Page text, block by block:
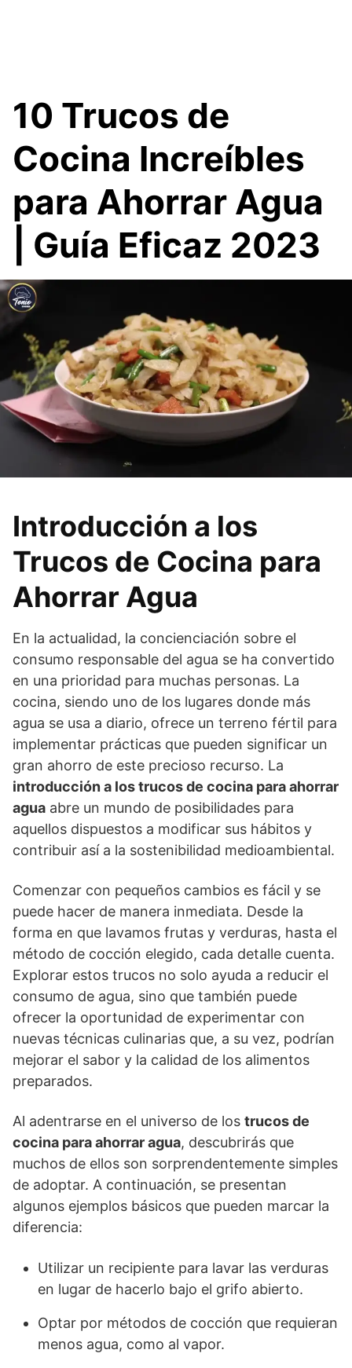
10 Trucos de
Cocina Increíbles
para Ahorrar Agua
| Guía Eficaz 2023
Introducción a los
Trucos de Cocina para
Ahorrar Agua
En la actualidad, la concienciación sobre el
consumo responsable del agua se ha convertido
en una prioridad para muchas personas. La
cocina, siendo uno de los lugares donde más
agua se usa a diario, ofrece un terreno fértil para
implementar prácticas que pueden significar un
gran ahorro de este precioso recurso. La
introducción a los trucos de cocina para ahorrar
agua abre un mundo de posibilidades para
aquellos dispuestos a modificar sus hábitos y
contribuir así a la sostenibilidad medioambiental.
Comenzar con pequeños cambios es fácil y se
puede hacer de manera inmediata. Desde la
forma en que lavamos frutas y verduras, hasta el
método de cocción elegido, cada detalle cuenta.
Explorar estos trucos no solo ayuda a reducir el
consumo de agua, sino que también puede
ofrecer la oportunidad de experimentar con
nuevas técnicas culinarias que, a su vez, podrían
mejorar el sabor y la calidad de los alimentos
preparados.
Al adentrarse en el universo de los trucos de
cocina para ahorrar agua, descubrirás que
muchos de ellos son sorprendentemente simples
de adoptar. A continuación, se presentan
algunos ejemplos básicos que pueden marcar la
diferencia:
Utilizar un recipiente para lavar las verduras
en lugar de hacerlo bajo el grifo abierto.
Optar por métodos de cocción que requieran
menos agua, como al vapor.